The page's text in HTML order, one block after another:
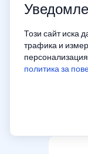
Този сайт иска
трафика и
политика за